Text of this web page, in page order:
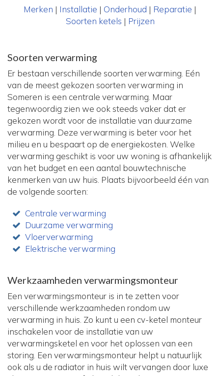
Merken | Installatie | Onderhoud | Reparatie |
Soorten ketels | Prijzen
Soorten verwarming
Er bestaan verschillende soorten verwarming. Eén
van de meest gekozen soorten verwarming in
Someren is een centrale verwarming. Maar
tegenwoordig zien we ook steeds vaker dat er
gekozen wordt voor de installatie van duurzame
verwarming. Deze verwarming is beter voor het
milieu en u bespaart op de energiekosten. Welke
verwarming geschikt is voor uw woning is afhankelijk
van het budget en een aantal bouwtechnische
kenmerken van uw huis. Plaats bijvoorbeeld één van
de volgende soorten:
Centrale verwarming
Duurzame verwarming
Vloerverwarming
Elektrische verwarming
Werkzaamheden verwarmingsmonteur
Een verwarmingsmonteur is in te zetten voor
verschillende werkzaamheden rondom uw
verwarming in huis. Zo kunt u een cv-ketel monteur
inschakelen voor de installatie van uw
verwarmingsketel en voor het oplossen van een
storing. Een verwarmingsmonteur helpt u natuurlijk
ook als u de radiator in huis wilt vervangen door luxe